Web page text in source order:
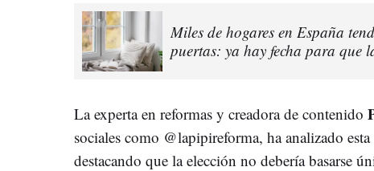
Miles de hogares en España
puertas: ya hay fecha para que
La experta en reformas y creadora de contenido
sociales como @lapipireforma, ha analizado
destacando que la elección no debería basarse